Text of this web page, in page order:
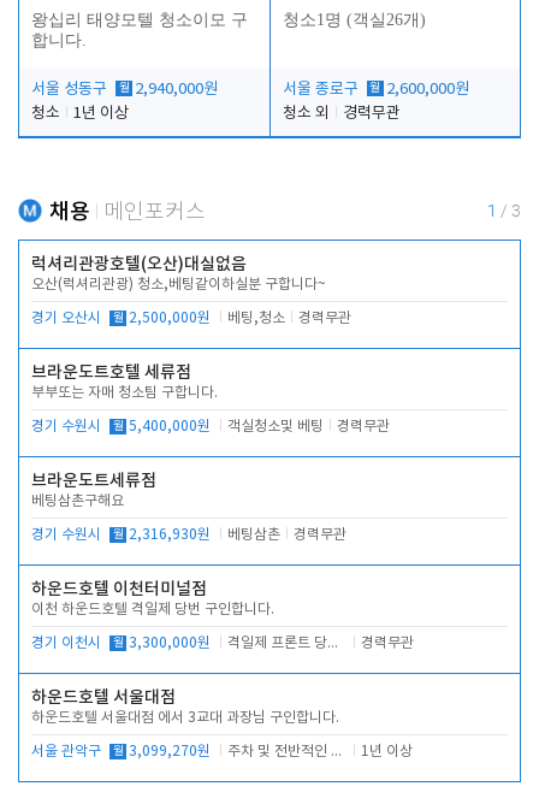
왕십리 태양모텔 청소이모 구
합니다.
서울 성동구 월 2,940,000원
청소
1년 이상
청소1명 (객실26개)
서울 종로구 월 2,600,000원
청소 외
경력무관
채용 메인포커스 1 / 3
럭셔리관광호텔(오산)대실없음
오산(럭셔리관광) 청소,베팅같이하실분 구합니다~
경기 오산시 월 2,500,000원 베팅,청소 경력무관
브라운도트호텔 세류점
부부또는 자매 청소팀 구합니다.
경기 수원시 월 5,400,000원 객실청소및 베팅 경력무관
브라운도트세류점
베팅삼촌구해요
경기 수원시 월 2,316,930원 베팅삼촌 경력무관
하운드호텔 이천터미널점
이천 하운드호텔 격일제 당번 구인합니다.
경기 이천시 월 3,300,000원 격일제 프론트 당번 업무로 주차 및 객실 점검 경력무관
하운드호텔 서울대점
하운드호텔 서울대점 에서 3교대 과장님 구인합니다.
서울 관악구 월 3,099,270원 주차 및 전반적인 당번업무 1년 이상